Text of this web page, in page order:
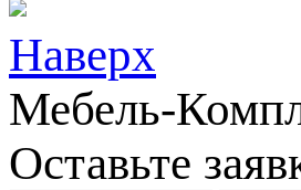
Наверх
Мебель-
Оставьте